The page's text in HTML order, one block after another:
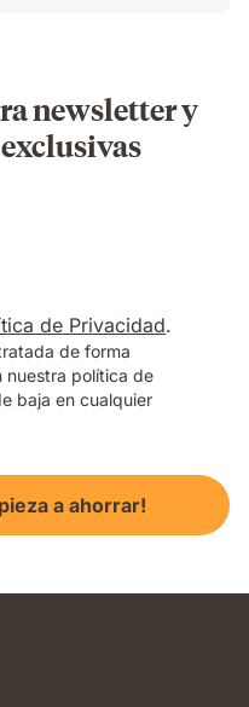
newsletter y
de Privacidad.
de forma
nuestra política de
baja en cualquier
a ahorrar!